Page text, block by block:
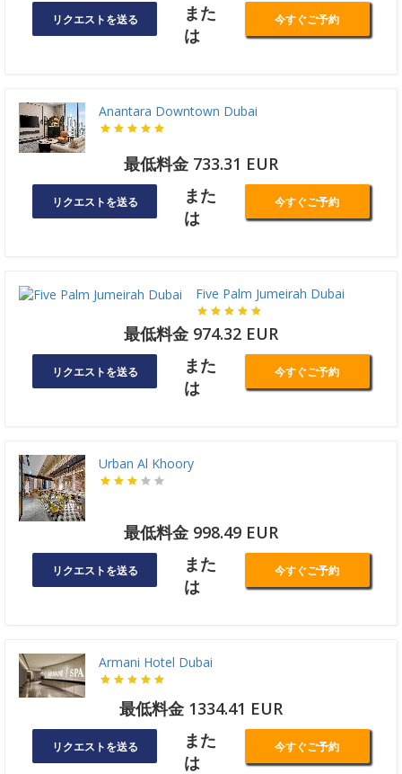
リクエストを送る
また
は
今すぐご予約
Anantara Downtown Dubai
最低料金 733.31 EUR
リクエストを送る
また
は
今すぐご予約
Five Palm Jumeirah Dubai
最低料金 974.32 EUR
リクエストを送る
また
は
今すぐご予約
Urban Al Khoory
最低料金 998.49 EUR
リクエストを送る
また
は
今すぐご予約
Armani Hotel Dubai
最低料金 1334.41 EUR
リクエストを送る
また
は
今すぐご予約